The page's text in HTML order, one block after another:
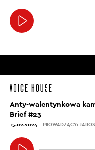
Anty-walentynkowa
Brief #23
15.02.2024 PROWADZĄCY: